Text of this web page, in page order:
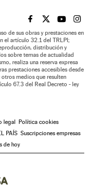
EL PAÍS BRASIL EN
EL PAÍSEL PAÍS
EL
de sus obras y prestaciones en
el artículo 32.1 del TRLPI;
distribución y
sobre temas de actualidad
realiza una reserva expresa
prestaciones accesibles desde
medios que resulten
67.3 del Real Decreto - ley
legal Política cookies
PAÍS Suscripciones empresas
de hoy